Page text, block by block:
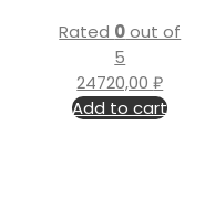
Rated 0out of
5
24720,00₽
Add to cart